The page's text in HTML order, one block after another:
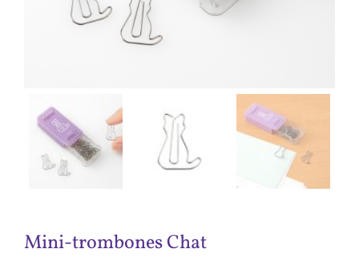
Accessoires
Carte Cadeau
Mini-trombones Chat